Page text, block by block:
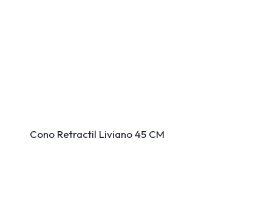
Cono Retractil Liviano 45 CM